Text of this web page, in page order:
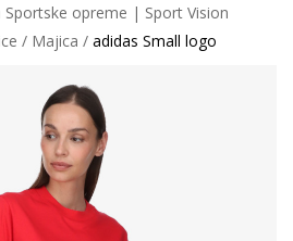
Sportske opreme | Sport Vision
Majica adidas Small logo